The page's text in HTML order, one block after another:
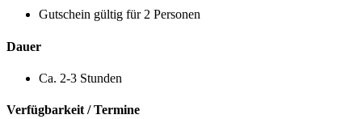
Gutschein gültig für 2 Personen
Dauer
Ca. 2-3 Stunden
Verfügbarkeit / Termine